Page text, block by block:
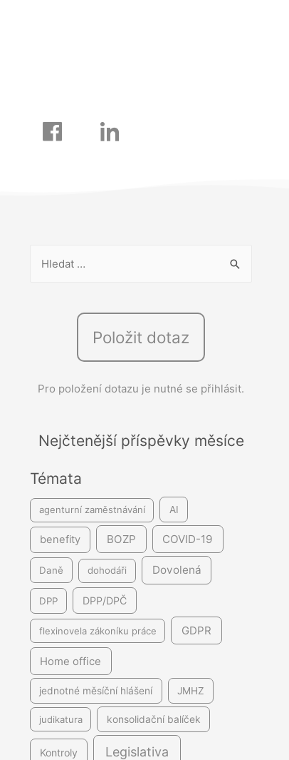
Položit dotaz
Pro položení dotazu je nutné se přihlásit.
Nejčtenější příspěvky měsíce
Témata
agenturní zaměstnávání AI
benefity BOZP COVID-19
Daně dohodáři Dovolená
DPP DPP/DPČ
flexinovela zákoníku práce GDPR
Home office
jednotné měsíční hlášení JMHZ
judikatura konsolidační balíček
Kontroly Legislativa